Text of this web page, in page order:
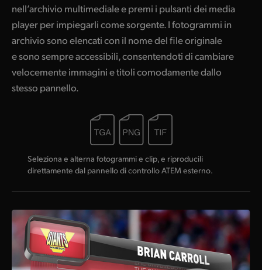
nell’archivio multimediale e premi i pulsanti dei media
player per impiegarli come sorgente. I fotogrammi in
archivio sono elencati con il nome del file originale
e sono sempre accessibili, consentendoti di cambiare
velocemente immagini e titoli comodamente dallo
stesso pannello.
Seleziona e alterna fotogrammi e clip, e riproducili
direttamente dal pannello di controllo ATEM esterno.